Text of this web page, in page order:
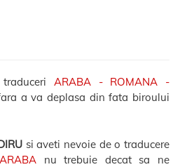
ARABA - ROMANA -
a va deplasa din fata biroului
si aveti nevoie de o traducere
nu trebuie decat sa ne